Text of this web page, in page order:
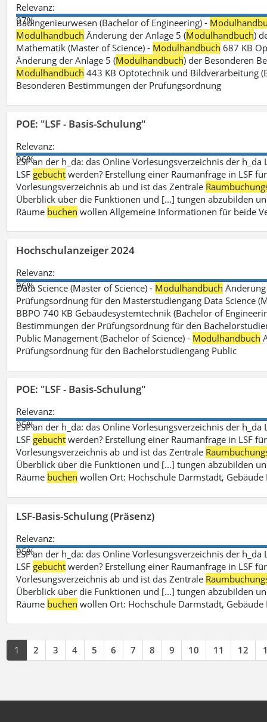
Relevanz:
97%
Bauingenieurwesen (Bachelor of Engineering) -
Modulhandbuch Änderung der Anlage 5 (Modulhandbuch)
Mathematik (Master of Science) - Modulhandbuch 687 KB
Änderung der Anlage 5 (Modulhandbuch) der Besonderen
Modulhandbuch 443 KB Optotechnik und Bildverarbeitung
Besonderen Bestimmungen der Prüfungsordnung
POE: "LSF - Basis-Schulung"
Relevanz:
96%
LSF an der h_da: das Online Vorlesungsverzeichnis der h_da
LSF gebucht werden? Erstellung einer Raumanfrage in LSF
Vorlesungsverzeichnis ab und ist das Zentrale
Überblick über die Funktionen und [...] tungen abzubilden
Räume buchen wollen Allgemeine Informationen für beide
Hochschulanzeiger 2024
Relevanz:
96%
Data Science (Master of Science) - Modulhandbuch
Prüfungsordnung für den Masterstudiengang Data Science
BBPO 740 KB Gebäudesystemtechnik (Bachelor of
Bestimmungen der Prüfungsordnung für den
Public Management (Bachelor of Science) - Modulhandbuch
Prüfungsordnung für den Bachelorstudiengang Public
POE: "LSF - Basis-Schulung"
Relevanz:
95%
LSF an der h_da: das Online Vorlesungsverzeichnis der h_da
LSF gebucht werden? Erstellung einer Raumanfrage in LSF
Vorlesungsverzeichnis ab und ist das Zentrale
Überblick über die Funktionen und [...] tungen abzubilden
Räume buchen wollen Ort: Hochschule Darmstadt,
LSF-Basis-Schulung (Präsenz)
Relevanz:
95%
LSF an der h_da: das Online Vorlesungsverzeichnis der h_da
LSF gebucht werden? Erstellung einer Raumanfrage in LSF
Vorlesungsverzeichnis ab und ist das Zentrale
Überblick über die Funktionen und [...] tungen abzubilden
Räume buchen wollen Ort: Hochschule Darmstadt,
1 2 3 4 5 6 7 8 9 10 11 12